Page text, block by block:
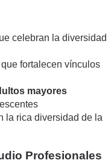
celebran la diversidad
que fortalecen vínculos
mayores
la rica diversidad de la
Profesionales